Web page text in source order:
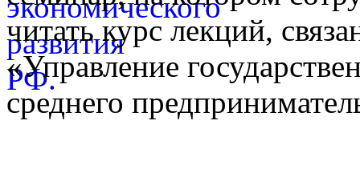
читать курс лекций,
«Управление
среднего